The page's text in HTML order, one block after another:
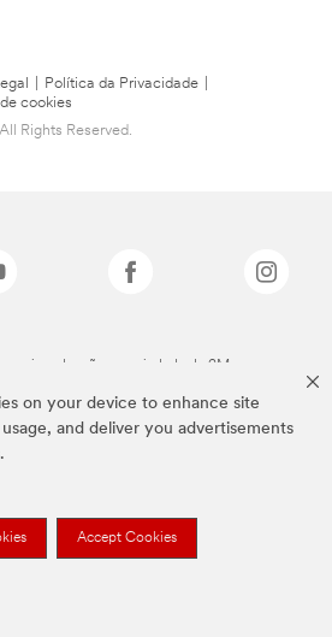
on your device to enhance site
and deliver you advertisements
Accept Cookies
Política da Privacidade
cookies
Rights Reserved.
são propriedade da 3M.